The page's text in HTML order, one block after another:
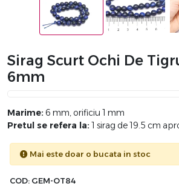
Sirag Scurt Ochi De
6mm
Marime: 6 mm, orificiu 1 mm
Pretul se refera la: 1 sirag de 19.5 cm
Mai este doar o bucata in stoc
COD: GEM-OT84